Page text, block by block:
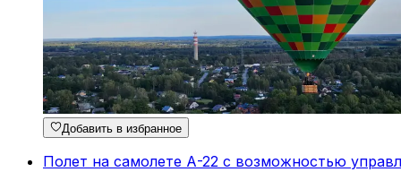
Добавить в избранное
Полет на самолете А-22 с возможностью